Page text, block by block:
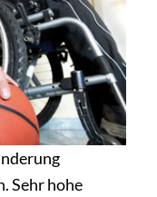
Sehr hohe